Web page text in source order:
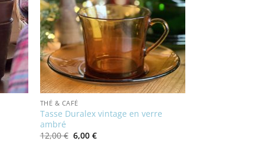
THÉ & CAFÉ
Tasse Duralex vintage en verre
ambré
12,00€ Le
6,00 €Le